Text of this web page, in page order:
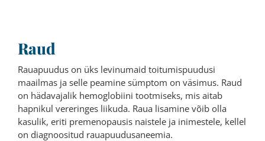
Raud
Rauapuudus on üks levinumaid toitumispuudusi
maailmas ja selle peamine sümptom on väsimus. Raud
on hädavajalik hemoglobiini tootmiseks, mis aitab
hapnikul vereringes liikuda. Raua lisamine võib olla
kasulik, eriti premenopausis naistele ja inimestele, kellel
on diagnoositud rauapuudusaneemia.